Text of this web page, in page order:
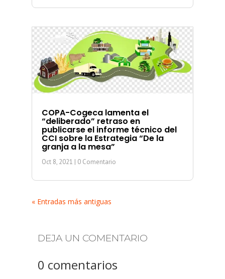
COPA-Cogeca lamenta el
“deliberado” retraso en
publicarse el informe técnico del
CCI sobre la Estrategia “De la
granja a la mesa”
Oct 8, 2021 | 0 Comentario
« Entradas más antiguas
DEJA UN COMENTARIO
0 comentarios